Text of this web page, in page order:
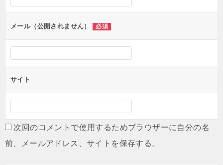
ョ
ンメール（公開されません） 必須
サイト
次回のコメントで使用するためブラウザーに自分の名
前、メールアドレス、サイトを保存する。